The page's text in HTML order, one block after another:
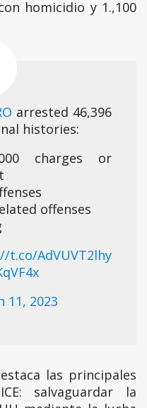
homicidio y 1.,100
arrested 46,396
histories:
charges or
offenses
t.co/AdVUVT2lhy
11, 2023
las principales
salvaguardar la